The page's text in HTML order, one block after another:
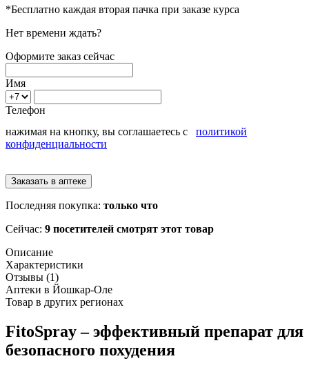
*Бесплатно каждая вторая пачка при заказе курса
Нет времени ждать?
Оформите заказ сейчас
Имя
Телефон
нажимая на кнопку, вы соглашаетесь с политикой
конфиденциальности
Последняя покупка: только что
Сейчас: 9 посетителей смотрят этот товар
Описание
Характеристики
Отзывы (1)
Аптеки в Йошкар-Оле
Товар в других регионах
FitoSpray – эффективный препарат для
безопасного похудения